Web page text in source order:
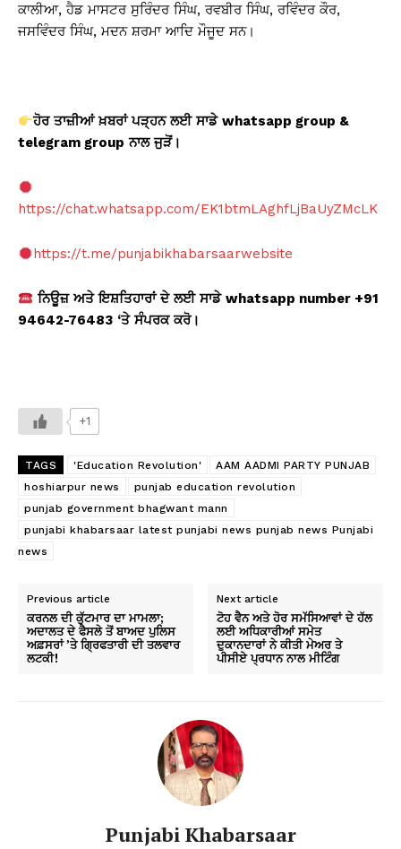
ਕਾਲੀਆ, ਹੈਡ ਮਾਸਟਰ ਸੁਰਿੰਦਰ ਸਿੰਘ, ਰਵਬੀਰ ਸਿੰਘ, ਰਵਿੰਦਰ ਕੌਰ,
ਜਸਵਿੰਦਰ ਸਿੰਘ, ਮਦਨ ਸ਼ਰਮਾ ਆਦਿ ਮੌਜੂਦ ਸਨ।
ਹੋਰ ਤਾਜ਼ੀਆਂ ਖ਼ਬਰਾਂ ਪੜ੍ਹਨ ਲਈ ਸਾਡੇ whatsapp group &
telegram group ਨਾਲ ਜੁੜੋਂ।
https://chat.whatsapp.com/EK1btmLAghfLjBaUyZMcLK
https://t.me/punjabikhabarsaarwebsite
ਨਿਊਜ਼ ਅਤੇ ਇਸ਼ਤਿਹਾਰਾਂ ਦੇ ਲਈ ਸਾਡੇ whatsapp number +91
94642-76483 ‘ਤੇ ਸੰਪਰਕ ਕਰੋ।
+1
TAGS 'Education Revolution'
AAM AADMI PARTY PUNJAB
hoshiarpur news
punjab education revolution
punjab government bhagwant mann
punjabi khabarsaar latest punjabi news punjab news Punjabi
news
Previous article
ਕਰਨਲ ਦੀ ਕੁੱਟਮਾਰ ਦਾ ਮਾਮਲਾ;
ਅਦਾਲਤ ਦੇ ਫੈਸਲੇ ਤੋਂ ਬਾਅਦ ਪੁਲਿਸ
ਅਫ਼ਸਰਾਂ ’ਤੇ ਗ੍ਰਿਫਤਾਰੀ ਦੀ ਤਲਵਾਰ
ਲਟਕੀ!
Next article
ਟੋਹ ਵੈਨ ਅਤੇ ਹੋਰ ਸਮੱਸਿਆਵਾਂ ਦੇ ਹੱਲ
ਲਈ ਅਧਿਕਾਰੀਆਂ ਸਮੇਤ
ਦੁਕਾਨਦਾਰਾਂ ਨੇ ਕੀਤੀ ਮੇਅਰ ਤੇ
ਪੀਸੀਏ ਪ੍ਰਧਾਨ ਨਾਲ ਮੀਟਿੰਗ
Punjabi Khabarsaar